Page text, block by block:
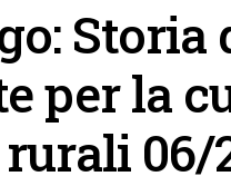
Storia
per la
06/